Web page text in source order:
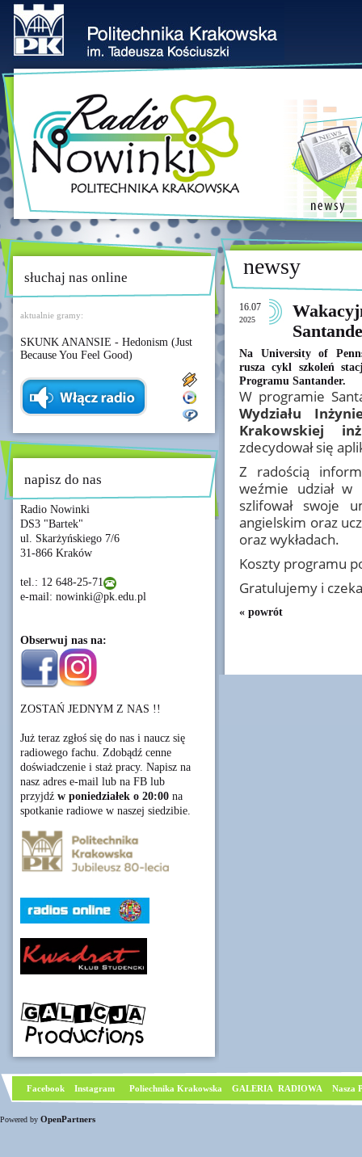
słuchaj nas online
aktualnie gramy:
SKUNK ANANSIE - Hedonism (Just
Because You Feel Good)
napisz do nas
Radio Nowinki
DS3 "Bartek"
ul. Skarżyńskiego 7/6
31-866 Kraków
tel.: 12 648-25-71
e-mail: nowinki@pk.edu.pl
Obserwuj nas na:
ZOSTAŃ JEDNYM Z NAS !!
Już teraz zgłoś się do nas i naucz się
radiowego fachu. Zdobądź cenne
doświadczenie i staż pracy. Napisz na
nasz adres e-mail lub na FB lub
przyjdź w poniedziałek o 20:00 na
spotkanie radiowe w naszej siedzibie.
newsy
16.07
2025
Na University of
rusza cykl szkoleń
Programu Santander.
W programie
Wydziału
Krakowskiej
zdecydował się
Z radością
weźmie udział
szlifował swoje
angielskim oraz
oraz wykładach.
Koszty programu
Gratulujemy i
« powrót
Facebook Instagram Poliechnika Krakowska GALERIA RADIOWA Nasza
Powered by OpenPartners